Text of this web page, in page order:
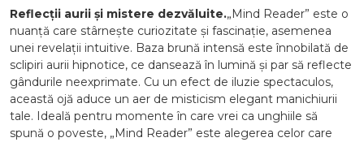
Reflecții aurii și mistere dezvăluite.„Mind Reader” este o
nuanță care stârnește curiozitate și fascinație, asemenea
unei revelații intuitive. Baza brună intensă este înnobilată de
sclipiri aurii hipnotice, ce dansează în lumină și par să reflecte
gândurile neexprimate. Cu un efect de iluzie spectaculos,
această ojă aduce un aer de misticism elegant manichiurii
tale. Ideală pentru momente în care vrei ca unghiile să
spună o poveste, „Mind Reader” este alegerea celor care